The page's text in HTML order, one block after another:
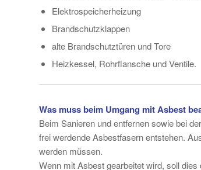
Elektrospeicherheizung
Brandschutzklappen
alte Brandschutztüren und Tore
Heizkessel, Rohrflansche und Ventile.
Was muss beim Umgang mit Asbest
Beim Sanieren und entfernen sowie bei
frei werdende Asbestfasern entstehen.
werden müssen.
Wenn mit Asbest gearbeitet wird, soll